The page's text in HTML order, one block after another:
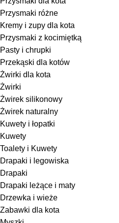
Przysmaki różne
Kremy i zupy dla kota
Przysmaki z kocimiętką
Pasty i chrupki
Przekąski dla kotów
Żwirki dla kota
Żwirki
Żwirek silikonowy
Żwirek naturalny
Kuwety i łopatki
Kuwety
Toalety i Kuwety
Drapaki i legowiska
Drapaki
Drapaki leżące i maty
Drzewka i wieże
Zabawki dla kota